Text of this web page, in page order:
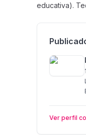
educativa).
Ver perfil